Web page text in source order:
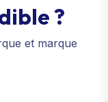
?
et marque